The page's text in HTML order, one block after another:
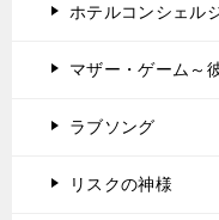
ホテルコンシェル
マザー・ゲーム～
ラブソング
リスクの神様